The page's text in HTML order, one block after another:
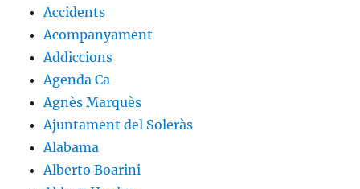
Accidents
Acompanyament
Addiccions
Agenda Ca
Agnès Marquès
Ajuntament del Soleràs
Alabama
Alberto Boarini